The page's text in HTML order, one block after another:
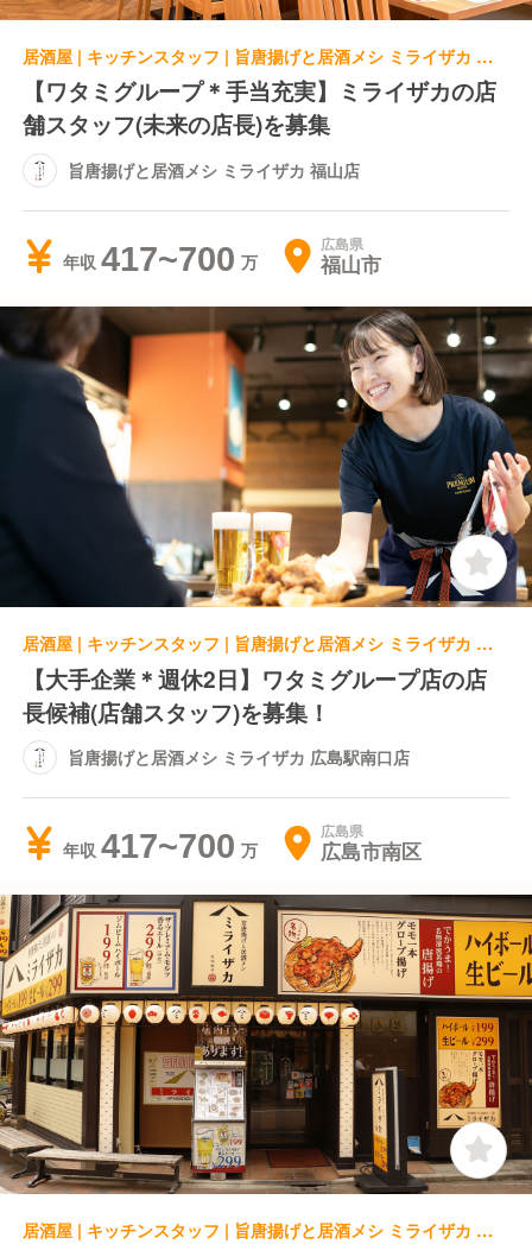
居酒屋 | キッチンスタッフ | 旨唐揚げと居酒メシ ミライザカ 福山店
【ワタミグループ＊手当充実】ミライザカの店
舗スタッフ(未来の店長)を募集
旨唐揚げと居酒メシ ミライザカ 福山店
年収 417~700 広島県
福山市
居酒屋 | キッチンスタッフ | 旨唐揚げと居酒メシ ミライザカ 広島駅南口店
【大手企業＊週休2日】ワタミグループ店の店
長候補(店舗スタッフ)を募集！
旨唐揚げと居酒メシ ミライザカ 広島駅南口店
年収 417~700 広島県
広島市南区
居酒屋 | キッチンスタッフ | 旨唐揚げと居酒メシ ミライザカ 広島西条駅前店